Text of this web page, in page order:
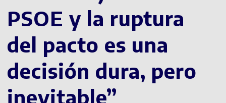
PSOE y la ruptura
del pacto es una
decisión dura, pero
inevitable”